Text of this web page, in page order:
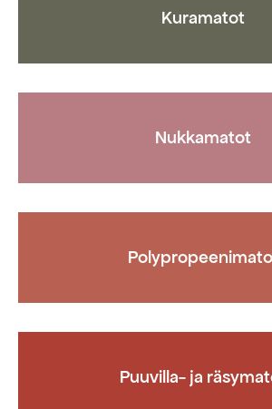
sivulla.
Kuramatot
Nukkamatot
Puuvilla- ja